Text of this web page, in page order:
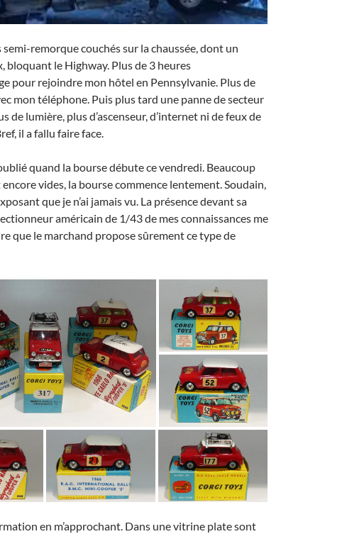
semi-remorque couchés sur la chaussée, dont un
bloquant le Highway. Plus de 3 heures
pour rejoindre mon hôtel en Pennsylvanie. Plus de
mon téléphone. Puis plus tard une panne de secteur
de lumière, plus d’ascenseur, d’internet ni de feux de
il a fallu faire face.
quand la bourse débute ce vendredi. Beaucoup
vides, la bourse commence lentement. Soudain,
que je n’ai jamais vu. La présence devant sa
américain de 1/43 de mes connaissances me
que le marchand propose sûrement ce type de
en m’approchant. Dans une vitrine plate sont